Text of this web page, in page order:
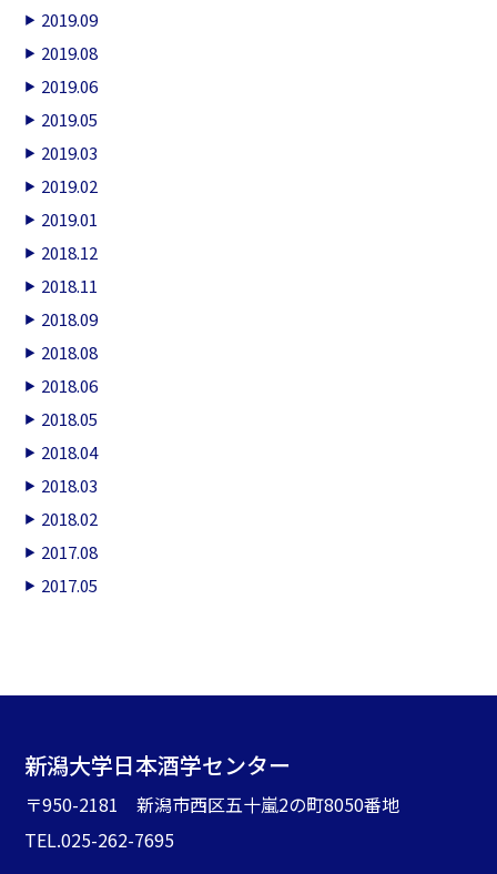
2019.09
2019.08
2019.06
2019.05
2019.03
2019.02
2019.01
2018.12
2018.11
2018.09
2018.08
2018.06
2018.05
2018.04
2018.03
2018.02
2017.08
2017.05
新潟大学日本酒学センター
〒950-2181 新潟市西区五十嵐2の町8050番地
TEL.025-262-7695